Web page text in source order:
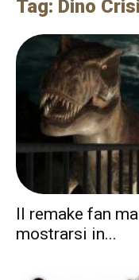
Tag: Dino
Il remake fan
mostrarsi in...